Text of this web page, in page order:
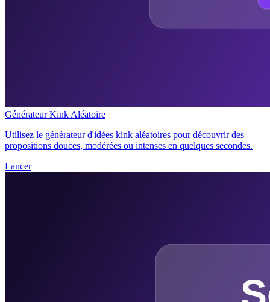
Générateur Kink Aléatoire
Utilisez le générateur d'idées kink aléatoires pour découvrir des
propositions douces, modérées ou intenses en quelques secondes.
Lancer